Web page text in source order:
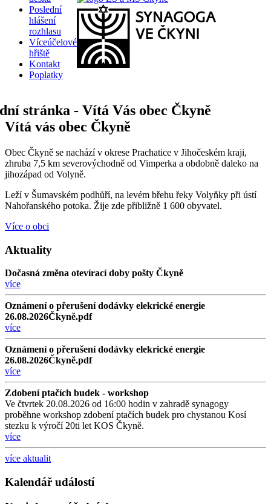
Poslední
hlášení
rozhlasu
Víceúčelové
hřiště
Kontakt
Poplatky
Vítá vás obec Čkyně
Obec Čkyně se nachází v okrese Prachatice v Jihočeském kraji,
zhruba 7,5 km severovýchodně od Vimperka a obdobně daleko na
jihozápad od Volyně.
Leží v Šumavském podhůří, na levém břehu řeky Volyňky při ústí
Nahořanského potoka. Žije zde přibližně 1 600 obyvatel.
Více o obci
Aktuality
Dočasná změna otevírací doby pošty Čkyně
více
Oznámení o přerušení dodávky elekrické energie
26.08.2026Čkyně.pdf
více
Oznámení o přerušení dodávky elekrické energie
26.08.2026Čkyně.pdf
více
Zdobení ptačích budek - workshop
Ve čtvrtek 20.08.2026 od 16:00 hodin v zahradě synagogy
proběhne workshop zdobení ptačích budek pro chystanou Kosí
stezku k výročí 20ti let KOS Čkyně.
více
více aktualit
Kalendář událostí